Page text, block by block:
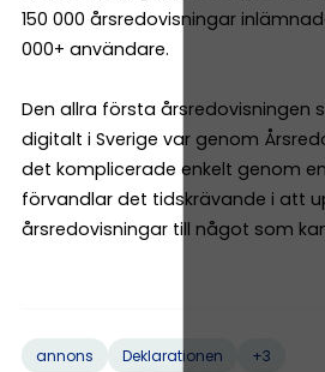
150 000 årsredovisningar
000+ användare.
Den allra första årsredovisningen
digitalt i Sverige var genom
det komplicerade enkelt genom
förvandlar det tidskrävande i att
årsredovisningar till något som
annons Deklarationen
+3